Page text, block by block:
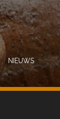
NIEUWS